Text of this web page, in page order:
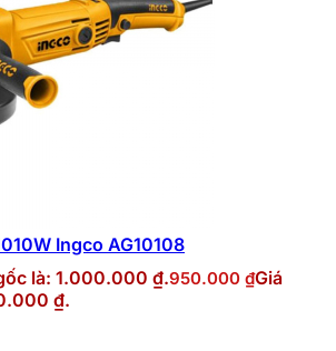
Ingco AG10108
là: 1.000.000 ₫.950.000 ₫Giá
₫.